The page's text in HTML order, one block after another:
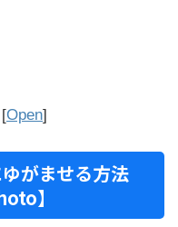
[Open]
がませる方法
】